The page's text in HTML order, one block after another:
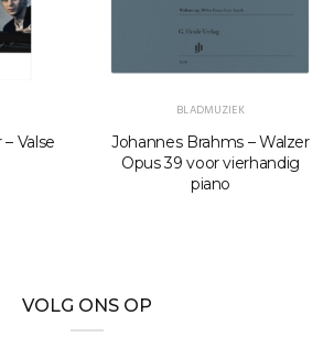
Valse
BLADMUZIEK
Johannes Brahms – Walzer
Opus 39 voor vierhandig
piano
VOLG ONS OP